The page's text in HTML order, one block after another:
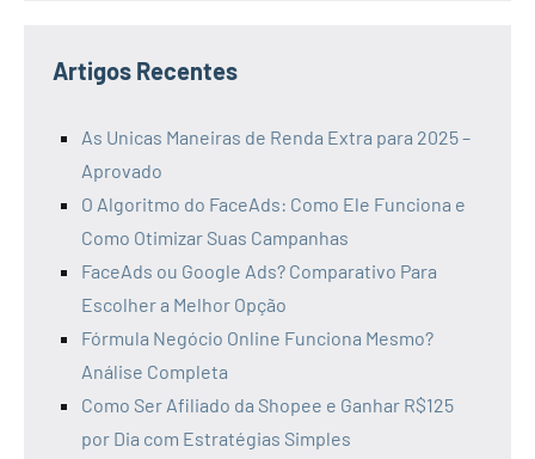
Artigos Recentes
As Unicas Maneiras de Renda Extra para 2025 –
Aprovado
O Algoritmo do FaceAds: Como Ele Funciona e
Como Otimizar Suas Campanhas
FaceAds ou Google Ads? Comparativo Para
Escolher a Melhor Opção
Fórmula Negócio Online Funciona Mesmo?
Análise Completa
Como Ser Afiliado da Shopee e Ganhar R$125
por Dia com Estratégias Simples